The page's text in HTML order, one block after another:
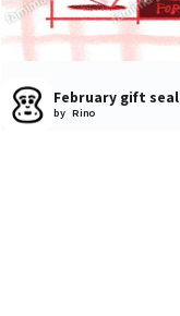
February gift seal
by Rino